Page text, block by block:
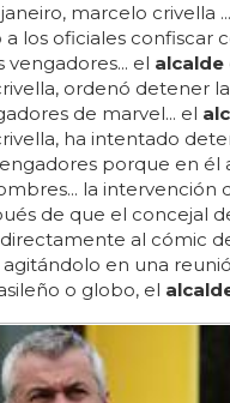
marcelo crivella ...
los oficiales confiscar
vengadores... el alcalde
ordenó detener
de marvel... el
ha intentado
porque en él
la intervención
de que el concejal
al cómic
agitándolo en una
o globo, el